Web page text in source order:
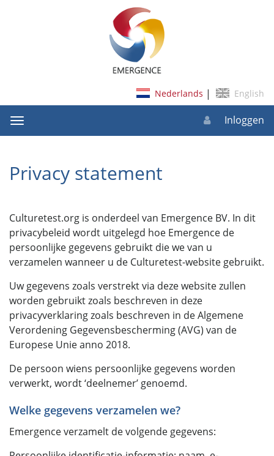
|
Schakel
navigatie
Inloggen
Privacy statement
Culturetest.org is onderdeel van Emergence BV. In dit
privacybeleid wordt uitgelegd hoe Emergence de
persoonlijke gegevens gebruikt die we van u
verzamelen wanneer u de Culturetest-website gebruikt.
Uw gegevens zoals verstrekt via deze website zullen
worden gebruikt zoals beschreven in deze
privacyverklaring zoals beschreven in de Algemene
Verordening Gegevensbescherming (AVG) van de
Europese Unie anno 2018.
De persoon wiens persoonlijke gegevens worden
verwerkt, wordt ‘deelnemer’ genoemd.
Welke gegevens verzamelen we?
Emergence verzamelt de volgende gegevens: